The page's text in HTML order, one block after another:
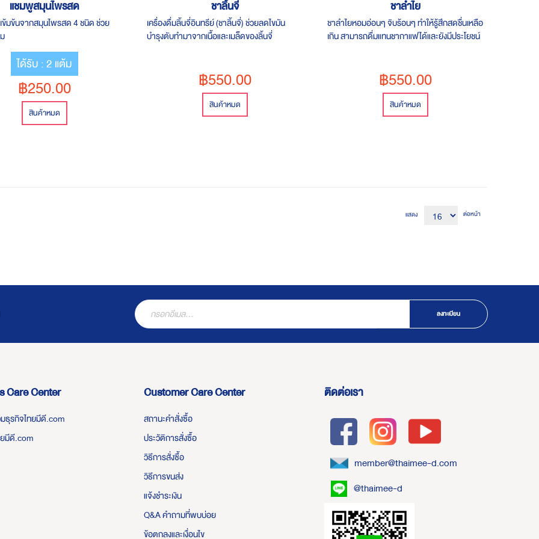
แชมพูสมุนไพรสด
มข้นจากสมุนไพรสด 4 ชนิด ช่วย
ได้รับ : 2 แต้ม
฿250.00
สินค้าหมด
ชาลิ้นจี่
เครื่องดื่มลิ้นจี่อินทรีย์ (ชาลิ้นจี่) ช่วยลดไขมัน
บำรุงตับทำมาจากเนื้อและเมล็ดของลิ้นจี่
฿550.00
สินค้าหมด
ชาลำไย
ชาลำไยหอมอ่อนๆ จิบร้อนๆ ทำให้รู้สึกสดชื่นเหลือ
เกิน สามารถดื่มแทนชากาแฟได้และยังมีประโยชน์
฿550.00
สินค้าหมด
แสดง ต่อหน้า
ลงทะเบียน
Care Center
ธุรกิจไทยมีดี.com
มีดี.com
Customer Care Center
สถานะคำสั่งซื้อ
ประวัติการสั่งซื้อ
วิธีการสั่งซื้อ
วิธีการขนส่ง
แจ้งชำระเงิน
Q&A คำถามที่พบบ่อย
ข้อตกลงและเงื่อนไข
ติดต่อเรา
member@thaimee-d.com
@thaimee-d